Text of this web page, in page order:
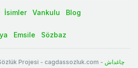
İsimler Vankulu Blog
Emsile Sözbaz
Projesi - cagdassozluk.com - چاغداش